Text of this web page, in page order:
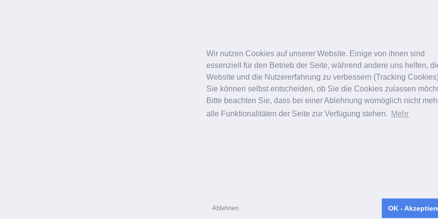
Wir nutzen Cookies auf unserer Website. Einige von ihnen sind
essenziell für den Betrieb der Seite, während andere uns helfen,
Website und die Nutzererfahrung zu verbessern (Tracking
Sie können selbst entscheiden, ob Sie die Cookies zulassen
Bitte beachten Sie, dass bei einer Ablehnung womöglich nicht
alle Funktionalitäten der Seite zur Verfügung stehen. Mehr
Ablehnen OK -